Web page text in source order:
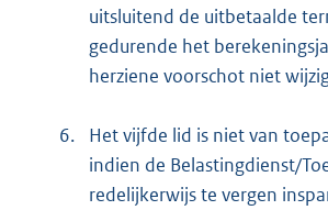
uitsluitend de uitbetaalde
gedurende het
herziene voorschot niet
6.
Het vijfde lid is niet van
indien de Belastingdienst/
redelijkerwijs te vergen